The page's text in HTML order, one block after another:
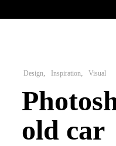
Design Inspiration Visual
old car